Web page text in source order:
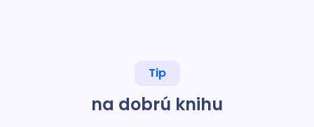
Tip
na dobrú knihu